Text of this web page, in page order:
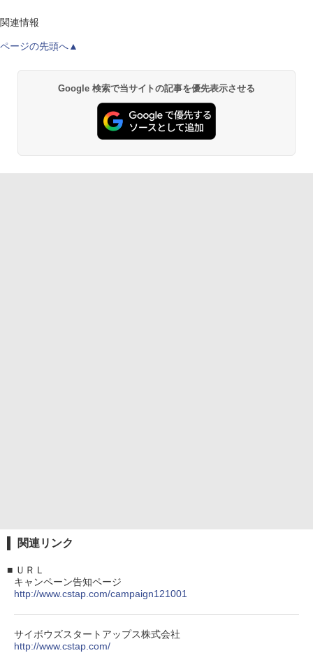
関連情報
ページの先頭へ▲
Google 検索で当サイトの記事を優先表示させる
関連リンク
■ ＵＲＬ
キャンペーン告知ページ
http://www.cstap.com/campaign121001
サイボウズスタートアップス株式会社
http://www.cstap.com/